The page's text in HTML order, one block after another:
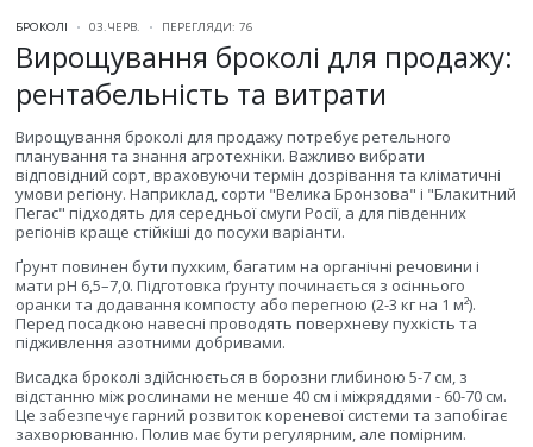
БРОКОЛІ 03.ЧЕРВ. ПЕРЕГЛЯДИ: 76
Вирощування броколі для продажу:
рентабельність та витрати
Вирощування броколі для продажу потребує ретельного
планування та знання агротехніки. Важливо вибрати
відповідний сорт, враховуючи термін дозрівання та кліматичні
умови регіону. Наприклад, сорти "Велика Бронзова" і "Блакитний
Пегас" підходять для середньої смуги Росії, а для південних
регіонів краще стійкіші до посухи варіанти.
Ґрунт повинен бути пухким, багатим на органічні речовини і
мати pH 6,5–7,0. Підготовка ґрунту починається з осіннього
оранки та додавання компосту або перегною (2-3 кг на 1 м²).
Перед посадкою навесні проводять поверхневу пухкість та
підживлення азотними добривами.
Висадка броколі здійснюється в борозни глибиною 5-7 см, з
відстанню між рослинами не менше 40 см і міжряддями - 60-70 см.
Це забезпечує гарний розвиток кореневої системи та запобігає
захворюванню. Полив має бути регулярним, але помірним.